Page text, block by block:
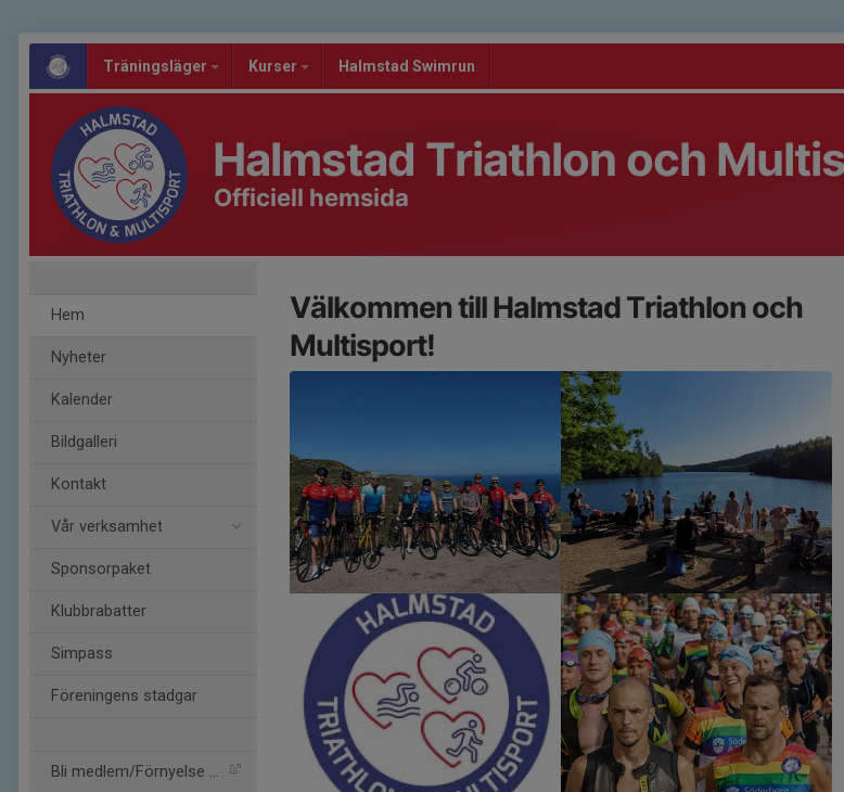
Träningsläger Kurser Halmstad Swimrun
Halmstad Triathlon och
Officiell hemsida
Hem
Nyheter
Kalender
Bildgalleri
Kontakt
Vår verksamhet
Sponsorpaket
Klubbrabatter
Simpass
Föreningens stadgar
Bli medlem/Förnyelse av m
Välkommen till Halmstad Triathlon och
Multisport!